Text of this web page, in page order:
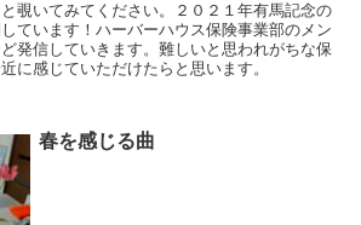
覗いてみてください。２０２１年有馬記念の
ています！ハーバーハウス保険事業部のメン
発信していきます。難しいと思われがちな保
に感じていただけたらと思います。
春を感じる曲